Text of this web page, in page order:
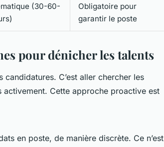
(30-60-
Obligatoire pour
garantir le poste
pour dénicher les talents
candidatures. C’est aller chercher les
activement. Cette approche proactive est
en poste, de manière discrète. Ce n’est